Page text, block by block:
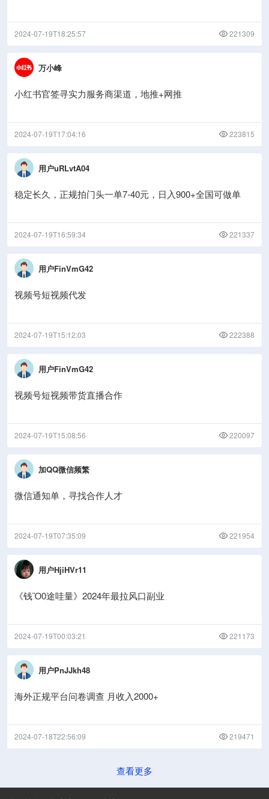
2024-07-19T18:25:57 221309
万小峰
小红书官签寻实力服务商渠道，地推+网推
2024-07-19T17:04:16 223815
用户uRLvtA04
稳定长久，正规拍门头一单7-40元，日入900+全国可做单
2024-07-19T16:59:34 221337
用户FinVmG42
视频号短视频代发
2024-07-19T15:12:03 222388
用户FinVmG42
视频号短视频带货直播合作
2024-07-19T15:08:56 220097
加QQ微信频繁
微信通知单，寻找合作人才
2024-07-19T07:35:09 221954
用户HjiHVr11
《钱Ὃ0途哇量》2024年最拉风口副业
2024-07-19T00:03:21 221173
用户PnJJkh48
海外正规平台问卷调查 月收入2000+
2024-07-18T22:56:09 219471
查看更多